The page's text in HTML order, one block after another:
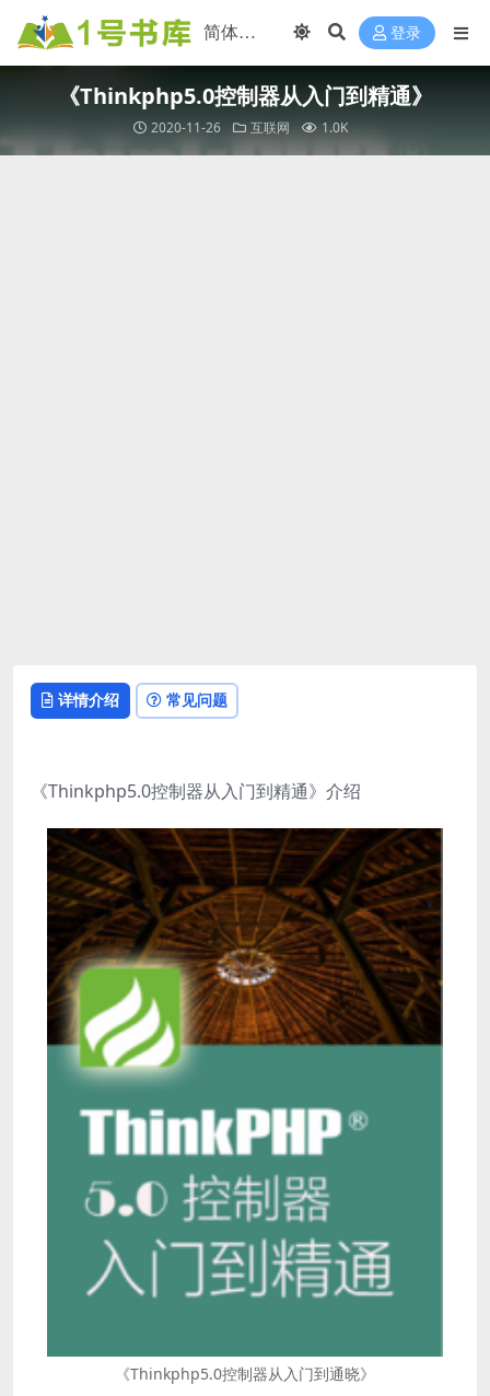
登录
《Thinkphp5.0控制器从入门到精通》
2020-11-26 互联网 1.0K
详情介绍 常见问题
《Thinkphp5.0控制器从入门到精通》介绍
《Thinkphp5.0控制器从入门到通晓》